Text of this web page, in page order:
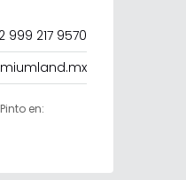
999 217 9570
en: